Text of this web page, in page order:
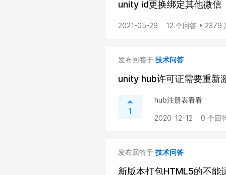
unity id更换绑定其他微信
2021-05-29 12 个回答 • 2379
发布回答于 技术问答
unity hub许可证需要重新
1
hub注册表看看
2020-12-12 0 个回
发布回答于 技术问答
新版本打包HTML5的不能